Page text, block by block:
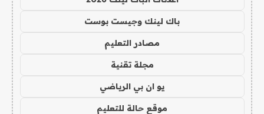
باك لينك وجيست بوست
مصادر التعليم
مجلة تقنية
يو ان بي الرياضي
موقع حالة للتعليم